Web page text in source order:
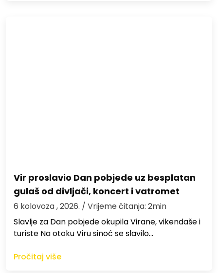
Vir proslavio Dan pobjede uz besplatan
gulaš od divljači, koncert i vatromet
6 kolovoza , 2026. / Vrijeme čitanja: 2min
Slavlje za Dan pobjede okupila Virane, vikendaše i
turiste Na otoku Viru sinoć se slavilo…
Pročitaj više